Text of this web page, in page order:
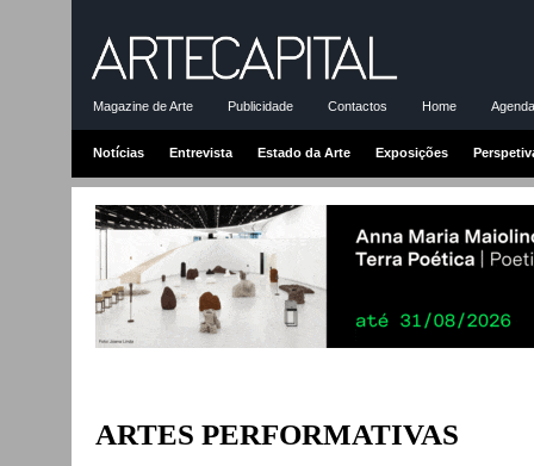
Magazine de Arte Publicidade Contactos Home
Notícias Entrevista Estado da Arte Exposições
ARTES PERFORMATIVAS